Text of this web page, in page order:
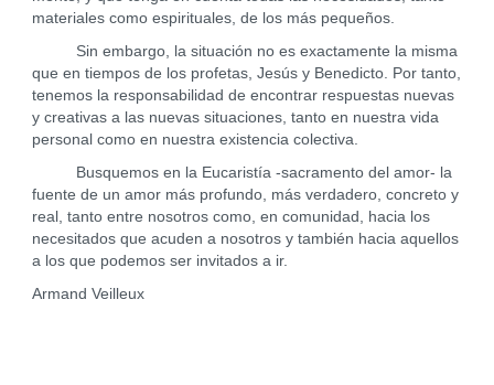
materiales como espirituales, de los más pequeños.
Sin embargo, la situación no es exactamente la misma
que en tiempos de los profetas, Jesús y Benedicto. Por tanto,
tenemos la responsabilidad de encontrar respuestas nuevas
y creativas a las nuevas situaciones, tanto en nuestra vida
personal como en nuestra existencia colectiva.
Busquemos en la Eucaristía -sacramento del amor- la
fuente de un amor más profundo, más verdadero, concreto y
real, tanto entre nosotros como, en comunidad, hacia los
necesitados que acuden a nosotros y también hacia aquellos
a los que podemos ser invitados a ir.
Armand Veilleux